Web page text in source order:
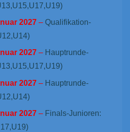
2027 – Qualifikation-
2027 – Hauptrunde-
2027 – Hauptrunde-
2027 – Finals-Junioren: